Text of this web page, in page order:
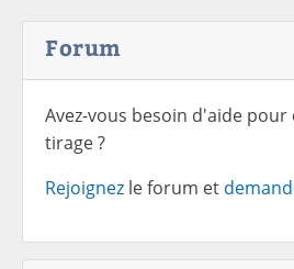
Forum
Avez-vous besoin d'aide
tirage ?
Rejoignez le forum et